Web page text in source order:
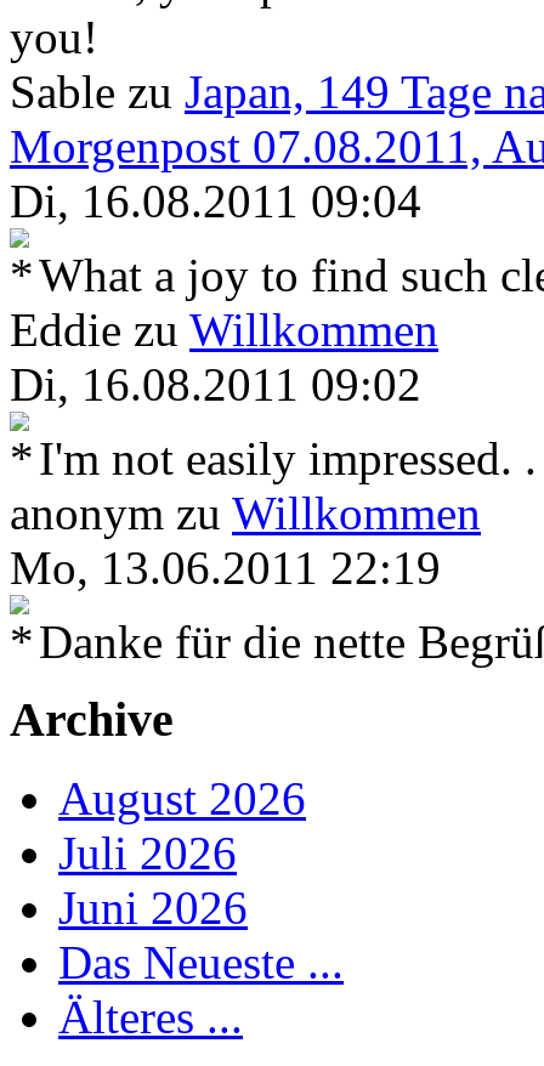
you!
Sable zu Japan, 149 Tage
Morgenpost 07.08.2011,
Di, 16.08.2011 09:04
What a joy to find such
Eddie zu Willkommen
Di, 16.08.2011 09:02
I'm not easily impressed.
anonym zu Willkommen
Mo, 13.06.2011 22:19
Danke für die nette
Archive
August 2026
Juli 2026
Juni 2026
Das Neueste ...
Älteres ...